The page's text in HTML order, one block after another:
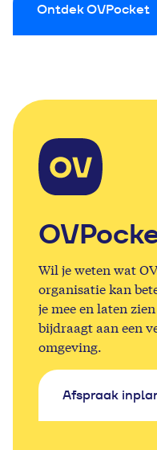
Ontdek OVPocket
Wil je weten wat
organisatie kan
je mee en laten
bijdraagt aan een
omgeving.
Afspraak